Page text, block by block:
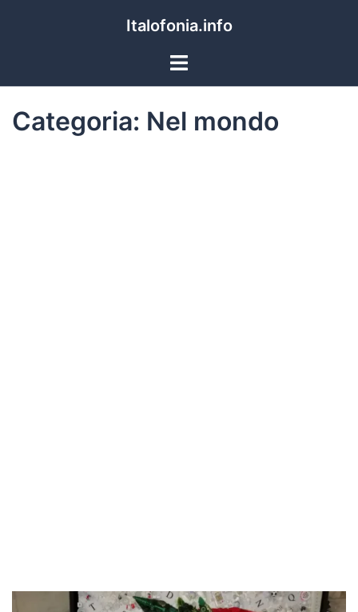
Italofonia.info
Categoria: Nel mondo